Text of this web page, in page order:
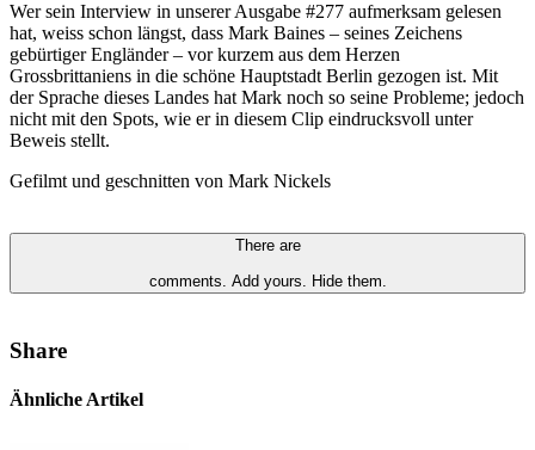
Wer sein Interview in unserer Ausgabe #277 aufmerksam gelesen
hat, weiss schon längst, dass Mark Baines – seines Zeichens
gebürtiger Engländer – vor kurzem aus dem Herzen
Grossbrittaniens in die schöne Hauptstadt Berlin gezogen ist. Mit
der Sprache dieses Landes hat Mark noch so seine Probleme; jedoch
nicht mit den Spots, wie er in diesem Clip eindrucksvoll unter
Beweis stellt.
Gefilmt und geschnitten von Mark Nickels
There are
comments. Add yours. Hide them.
Share
Ähnliche Artikel